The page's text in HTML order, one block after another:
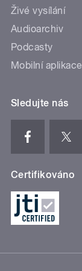
Živé vysílání
Audioarchiv
Podcasty
Mobilní aplikace
Sledujte nás
Certifikováno